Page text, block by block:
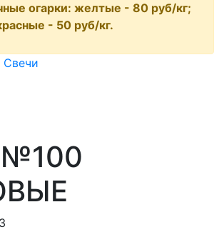
огарки: желтые - 80 руб/кг;
- 50 руб/кг.
Свечи